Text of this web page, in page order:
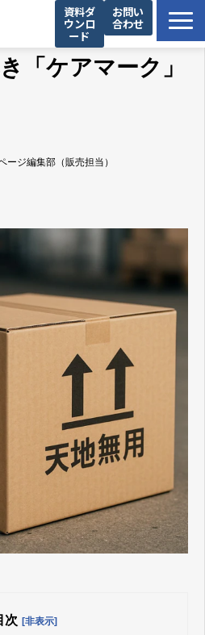
資料ダ
ウンロ
ード
お問い
合わせ
製品一覧
「ケアマーク」
ージ編集部（販売担当）
次 [非表示]